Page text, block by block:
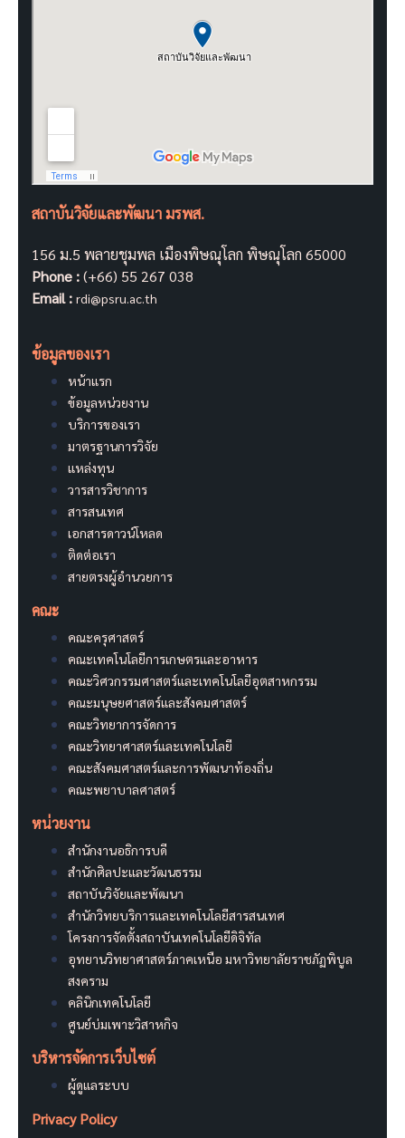
สถาบันวิจัยและพัฒนา มรพส.
156 ม.5 พลายชุมพล เมืองพิษณุโลก พิษณุโลก 65000
Phone :(+66) 55 267 038
Email : rdi@psru.ac.th
ข้อมูลของเรา
หน้าแรก
ข้อมูลหน่วยงาน
บริการของเรา
มาตรฐานการวิจัย
แหล่งทุน
วารสารวิชาการ
สารสนเทศ
เอกสารดาวน์โหลด
ติดต่อเรา
สายตรงผู้อำนวยการ
คณะ
คณะครุศาสตร์
คณะเทคโนโลยีการเกษตรและอาหาร
คณะวิศวกรรมศาสตร์และเทคโนโลยีอุตสาหกรรม
คณะมนุษยศาสตร์และสังคมศาสตร์
คณะวิทยาการจัดการ
คณะวิทยาศาสตร์และเทคโนโลยี
คณะสังคมศาสตร์และการพัฒนาท้องถิ่น
คณะพยาบาลศาสตร์
หน่วยงาน
สำนักงานอธิการบดี
สำนักศิลปะและวัฒนธรรม
สถาบันวิจัยและพัฒนา
สำนักวิทยบริการและเทคโนโลยีสารสนเทศ
โครงการจัดตั้งสถาบันเทคโนโลยีดิจิทัล
อุทยานวิทยาศาสตร์ภาคเหนือ มหาวิทยาลัยราชภัฏพิบูล
สงคราม
คลินิกเทคโนโลยี
ศูนย์บ่มเพาะวิสาหกิจ
บริหารจัดการเว็บไซต์
ผู้ดูแลระบบ
Privacy Policy